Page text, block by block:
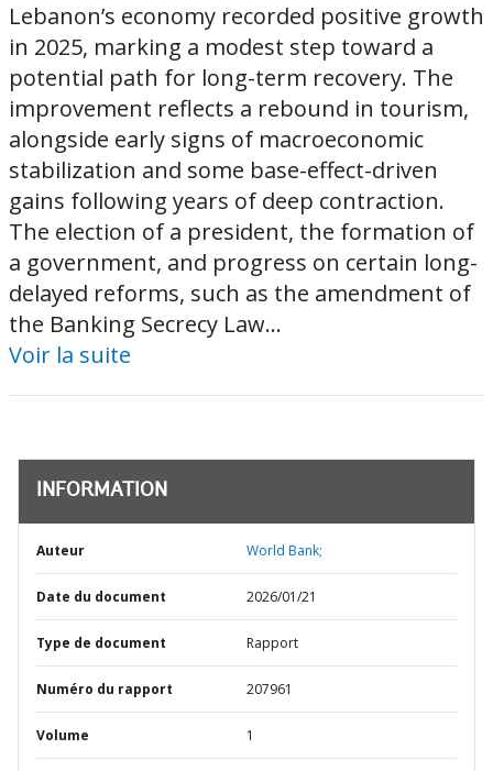
Lebanon’s economy recorded positive growth
in 2025, marking a modest step toward a
potential path for long-term recovery. The
improvement reflects a rebound in tourism,
alongside early signs of macroeconomic
stabilization and some base-effect-driven
gains following years of deep contraction.
The election of a president, the formation of
a government, and progress on certain long-
delayed reforms, such as the amendment of
the Banking Secrecy Law...
Voir la suite
INFORMATION
Auteur World Bank;
Date du document 2026/01/21
Type de document Rapport
Numéro du rapport 207961
Volume 1